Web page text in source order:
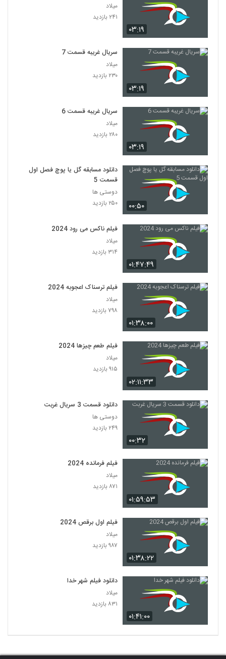
۰۳:۱۹
میلاد
۲۴۱ بازدید
۰۳:۱۹
سریال غریبه قسمت 7
میلاد
۲۳۰ بازدید
۰۳:۱۹
سریال غریبه قسمت 6
میلاد
۲۸۰ بازدید
۰۰:۵۰
دانلود مسابقه گل یا پوچ فصل اول
قسمت 5
دوستی ها
۲۵۰ بازدید
۰۱:۴۷:۴۹
فیلم ناکس می رود 2024
میلاد
۳۱۴ بازدید
۰۱:۳۸:۰۰
فیلم ترسناک اعجوبه 2024
میلاد
۷۹۸ بازدید
۰۲:۱۱:۳۳
فیلم طعم چیزها 2024
میلاد
۹۱۵ بازدید
۰۰:۳۲
دانلود قسمت 3 سریال غربت
دوستی ها
۲۴۹ بازدید
۰۱:۵۹:۵۳
فیلم فرمانده 2024
میلاد
۸۷۱ بازدید
۰۱:۳۸:۲۲
فیلم اول برقص 2024
میلاد
۹۸۷ بازدید
۰۱:۴۱:۰۰
دانلود فیلم شهر خدا
میلاد
۸۳۱ بازدید